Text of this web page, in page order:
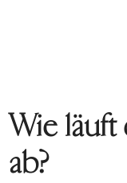
Wie
ab?